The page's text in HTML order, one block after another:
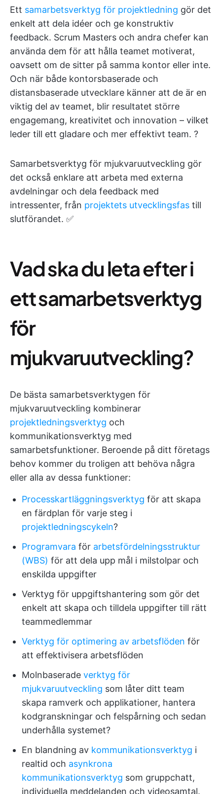
Ett samarbetsverktyg för projektledning gör det
enkelt att dela idéer och ge konstruktiv
feedback. Scrum Masters och andra chefer kan
använda dem för att hålla teamet motiverat,
oavsett om de sitter på samma kontor eller inte.
Och när både kontorsbaserade och
distansbaserade utvecklare känner att de är en
viktig del av teamet, blir resultatet större
engagemang, kreativitet och innovation – vilket
leder till ett gladare och mer effektivt team. ?
Samarbetsverktyg för mjukvaruutveckling gör
det också enklare att arbeta med externa
avdelningar och dela feedback med
intressenter, från projektets utvecklingsfas till
slutförandet. ✅
Vad ska du leta efter i
ett samarbetsverktyg
för
mjukvaruutveckling?
De bästa samarbetsverktygen för
mjukvaruutveckling kombinerar
projektledningsverktyg och
kommunikationsverktyg med
samarbetsfunktioner. Beroende på ditt företags
behov kommer du troligen att behöva några
eller alla av dessa funktioner:
Processkartläggningsverktyg för att skapa
en färdplan för varje steg i
projektledningscykeln?️
Programvara för arbetsfördelningsstruktur
(WBS) för att dela upp mål i milstolpar och
enskilda uppgifter
Verktyg för uppgiftshantering som gör det
enkelt att skapa och tilldela uppgifter till rätt
teammedlemmar
Verktyg för optimering av arbetsflöden för
att effektivisera arbetsflöden
Molnbaserade verktyg för
mjukvaruutveckling som låter ditt team
skapa ramverk och applikationer, hantera
kodgranskningar och felspårning och sedan
underhålla systemet?
En blandning av kommunikationsverktyg i
realtid och asynkrona
kommunikationsverktyg som gruppchatt,
individuella meddelanden och videosamtal.